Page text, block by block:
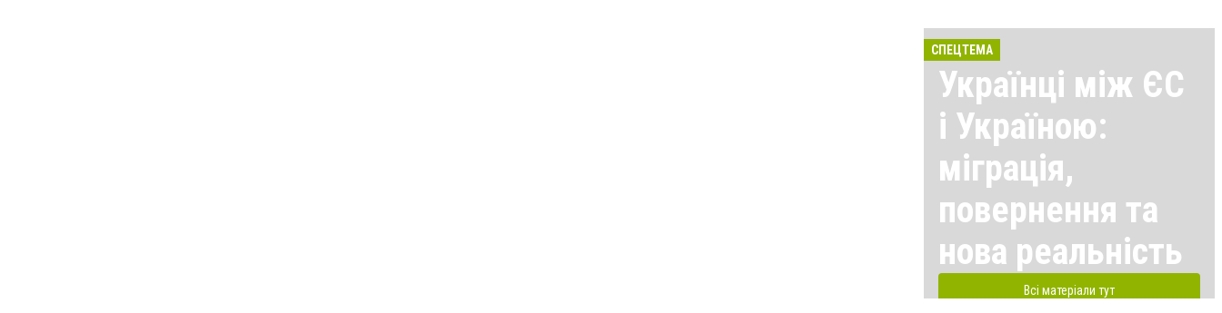
СПЕЦТЕМА
Українці між ЄС
і Україною:
міграція,
повернення та
нова реальність
Всі матеріали тут